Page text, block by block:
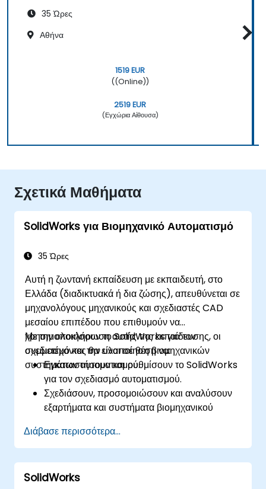
35 Ώρες
Αθήνα
1519 EUR
((Online))
2519 EUR
(Εγχώρια Αίθουσα)
Σχετικά Μαθήματα
SolidWorks για Βιομηχανικό Αυτοματισμό
35 Ώρες
Αυτή η ζωντανή εκπαίδευση με εκπαιδευτή, στο
Ελλάδα (διαδικτυακά ή δια ζώσης), απευθύνεται σε
μηχανολόγους μηχανικούς και σχεδιαστές CAD
μεσαίου επιπέδου που επιθυμούν να
χρησιμοποιήσουν το SolidWorks για τον
σχεδιασμό και την υλοποίηση βιομηχανικών
συστημάτων αυτοματισμού.
Με την ολοκλήρωση αυτής της εκπαίδευσης, οι
συμμετέχοντες θα είναι σε θέση να:
Εγκαταστήσουν και ρυθμίσουν το SolidWorks
για τον σχεδιασμό αυτοματισμού.
Σχεδιάσουν, προσομοιώσουν και αναλύσουν
εξαρτήματα και συστήματα βιομηχανικού
Εξάγουν σχέδια για υλοποίηση σε
πραγματικές βιομηχανικές συνθήκες.
Διάβασε περισσότερα...
SolidWorks